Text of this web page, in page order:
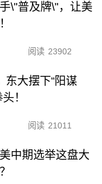
\"普及牌\"，让美
阅读 23902
东大摆下“阳谋
！
阅读 21011
中期选举这盘大